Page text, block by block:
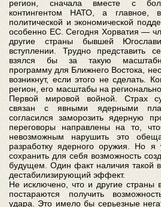
регион, сначала вместе с
контингентом НАТО, а главное,
политической и экономической
особенно ЕС. Сегодня Хорватия —
другие страны бывшей
вступлении. Трудно представить
взялся бы за такую
программу для Ближнего Востока,
возникнут, если этого не сделать.
регион, его масштабы на
Первой мировой войной. Страх
связан с явными ядерными
согласился заморозить ядерную
переговоры направлены на то,
невозможным нарушить это
разработку ядерного оружия. Но я
сохранить для себя возможность
будущем. Один факт наличия такой
дестабилизирующий эффект.
Не исключено, что и другие страны
постараются получить
удара. Это имело бы серьезные